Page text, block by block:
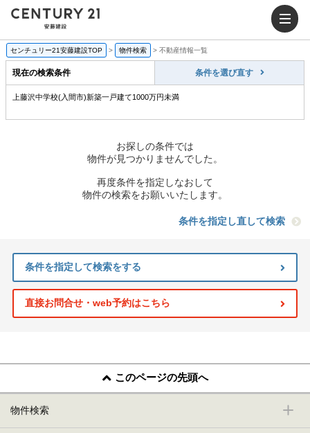
センチュリー21安藤建設TOP > 物件検索 > 不動産情報一覧
現在の検索条件 条件を選び直す
上藤沢中学校(入間市)新築一戸建て1000万円未満
お探しの条件では
物件が見つかりませんでした。
再度条件を指定しなおして
物件の検索をお願いいたします。
条件を指定し直して検索
条件を指定して検索をする
直接お問合せ・web予約はこちら
このページの先頭へ
物件検索